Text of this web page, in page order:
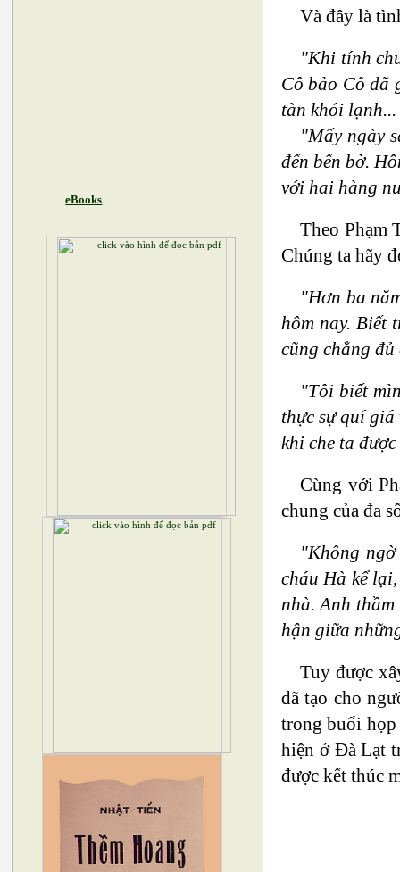
eBooks
Và đây là
"Khi tính
Cô bảo Cô đã
tàn khói lạnh...
"Mấy ngày
đến bến bờ.
với hai hàng
Theo Phạm
Chúng ta hãy
"Hơn ba
hôm nay. Biết
cũng chẳng
"Tôi biết
thực sự quí
khi che ta
Cùng với
chung của đa
"Không
cháu Hà kể
nhà. Anh
hận giữa
Tuy được
đã tạo cho
trong buổi
hiện ở Đà Lạt
được kết thúc